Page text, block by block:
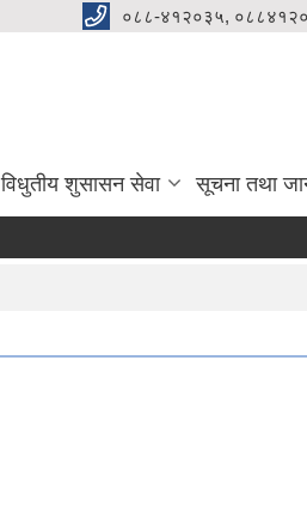
०८८-४१२०३५,
विधुतीय शुसासन सेवा सूचना तथा